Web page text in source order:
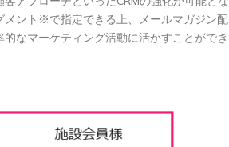
メント※で指定できる上、メールマガジン配
なマーケティング活動に活かすことができ